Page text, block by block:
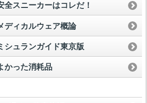
スニーカーはコレだ！
ィカルウェア概論
ュランガイド東京版
った消耗品